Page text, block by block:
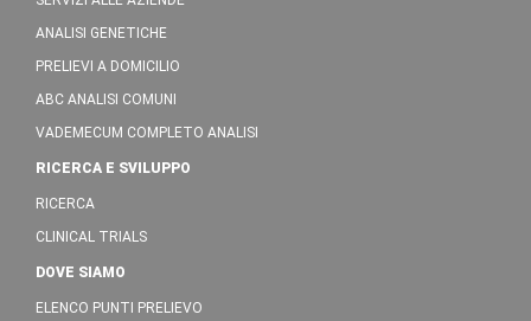
ANALISI GENETICHE
PRELIEVI A DOMICILIO
ABC ANALISI COMUNI
VADEMECUM COMPLETO ANALISI
RICERCA E SVILUPPO
RICERCA
CLINICAL TRIALS
DOVE SIAMO
ELENCO PUNTI PRELIEVO